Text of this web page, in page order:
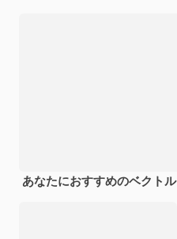
あなたにおすすめのベクトル